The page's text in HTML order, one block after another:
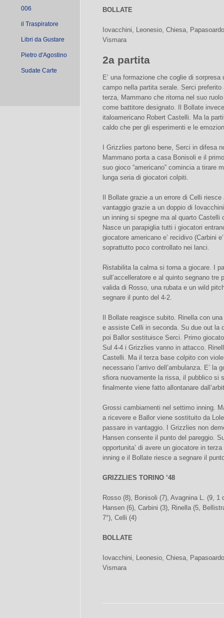
006
il Traspiratore
Libri da Gustare
Pietro d'Agostino
Sudate Carte
BOLLATE
Iovacchini, Leonesio, Chiesa,
Vismara
2a partita
E’ una formazione che coglie di
campo nella partita serale. Serci
terza, Mammano che ritorna nel suo
come battitore designato. Il Bollate
italoamericano Robert Castelli. Ma la
caldo che per gli esperimenti e le
I Grizzlies partono bene, Serci in difesa
Mammano porta a casa Bonisoli e il
suo gioco “americano” comincia a tirare
lunga seria di giocatori colpiti.
Il Bollate grazie a un errore di Celli
vantaggio grazie a un doppio di
un inning si spegne ma al quarto
Nasce un parapiglia tutti i giocatori
giocatore americano e’ recidivo (Carbini
soprattutto poco controllato nei lanci.
Ristabilita la calma si torna a giocare. I
sull’accelleratore e al quinto segnano tre
valida di Rosso, una rubata e un wild
segnare il punto del 4-2.
Il Bollate reagisce subito. Rinella con
e assiste Celli in seconda. Su due out la
poi Ballor sostituisce Serci. Primo
Sul 4-4 i Grizzlies vanno in attacco.
Castelli. Ma il terza base colpito con
necessario l’arrivo dell’ambulanza. E’
sfiora nuovamente la rissa, il pubblico si
finalmente viene fatto allontanare
Grossi cambiamenti nel settimo inning.
a ricevere e Ballor viene sostituito da
passare in vantaggio. I Grizzlies non
Hansen consente il punto del pareggio.
opportunita’ di avere un giocatore in
inning e il Bollate riesce a segnare il
GRIZZLIES TORINO ’48
Rosso (8), Bonisoli (7), Avagnina L. (9, 1
Hansen (6), Carbini (3), Rinella (5,
7°), Celli (4)
BOLLATE
Iovacchini, Leonesio, Chiesa,
Vismara